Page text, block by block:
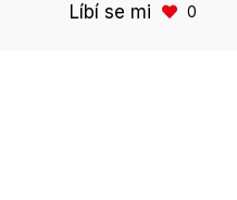
Líbí se mi 0